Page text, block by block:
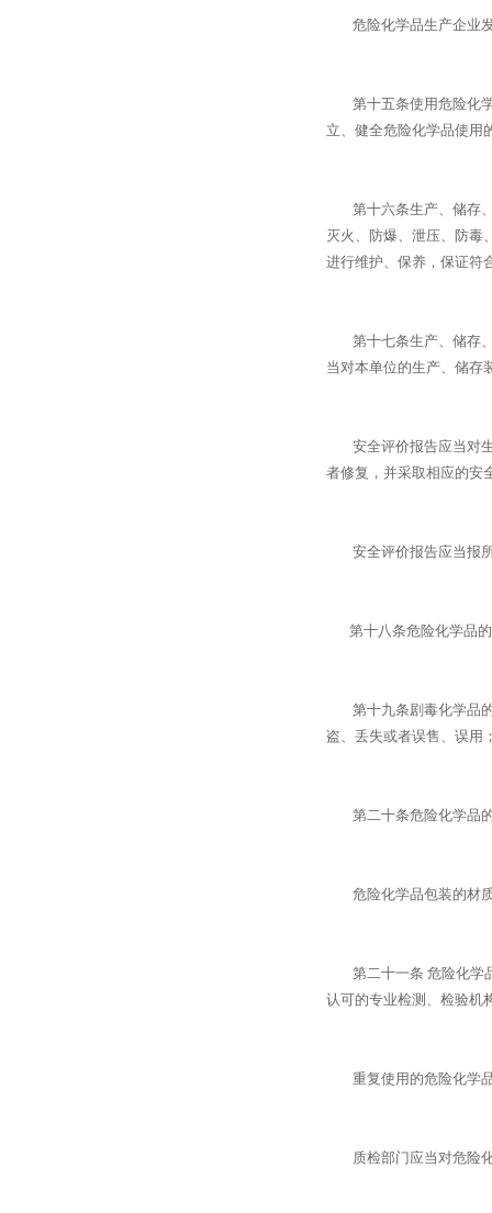
危险化学品生产企业发
第十五条使用危险化学
立、健全危险化学品使用
第十六条生产、储存、
灭火、防爆、泄压、防毒
进行维护、保养，保证符
第十七条生产、储存、
当对本单位的生产、储存
安全评价报告应当对生
者修复，并采取相应的安
安全评价报告应当报所
第十八条危险化学品的
第十九条剧毒化学品的
盗、丢失或者误售、误用
第二十条危险化学品的
危险化学品包装的材质
第二十一条 危险化学品
认可的专业检测、检验机
重复使用的危险化学品
质检部门应当对危险化